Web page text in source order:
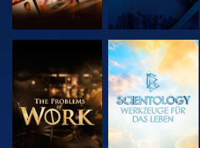
SERIE
ENTDECKEN
SERIE
ENTDECKEN